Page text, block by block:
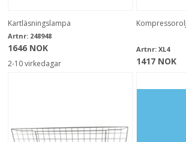
Kartläsningslampa
Artnr: 248948
1646 NOK
2-10 virkedagar
Artnr: XL4
1417 NOK